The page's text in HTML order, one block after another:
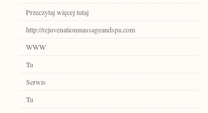
Przeczytaj więcej tutaj
http://rejuvenationmassageandspa.com
WWW
Tu
Serwis
Tu